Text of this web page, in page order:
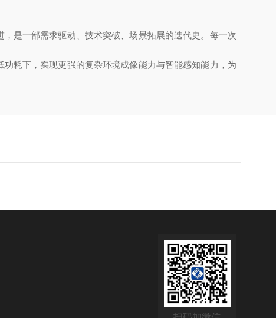
是一部需求驱动、技术突破、场景拓展的迭代史。每一次
耗下，实现更强的复杂环境成像能力与智能感知能力，为